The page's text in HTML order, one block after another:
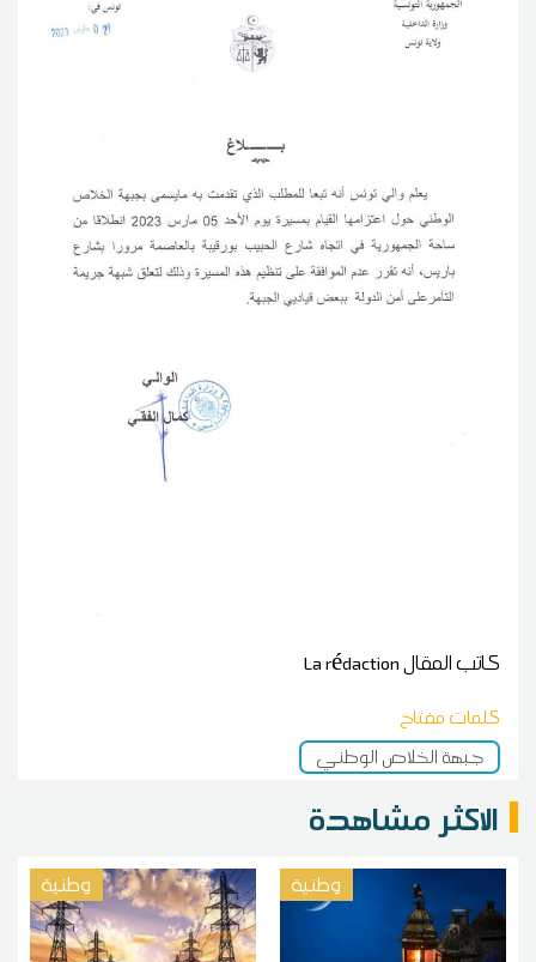
كاتب المقالLa rédaction
كلمات مفتاح
جبهة الخلاص الوطني
الاكثر مشاهدة
وطنية وطنية